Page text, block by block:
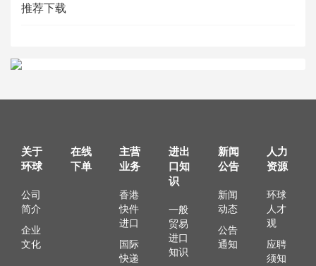
推荐下载
关于
环球
公司
简介
企业
文化
在线
下单
主营
业务
香港
快件
进口
国际
快递
进出
口知
识
一般
贸易
进口
知识
新闻
公告
新闻
动态
公告
通知
人力
资源
环球
人才
观
应聘
须知